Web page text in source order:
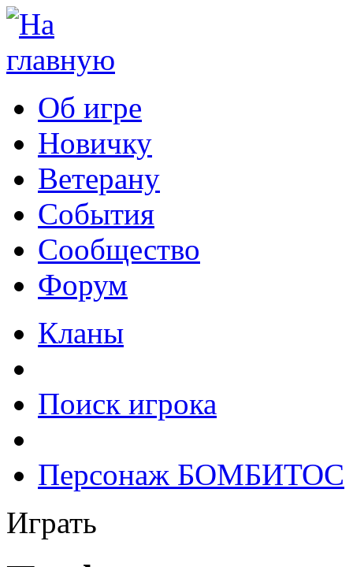
Об игре
Новичку
Ветерану
События
Сообщество
Форум
Кланы
Поиск игрока
Персонаж БОМБИТОС
Играть